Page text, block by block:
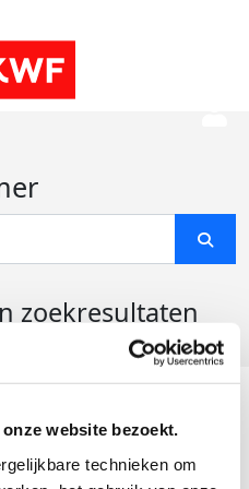
website bezoekt.
technieken om
zoekresultaten